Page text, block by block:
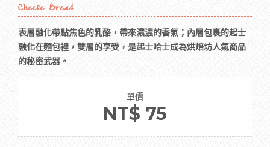
Cheese Bread
表層融化帶點焦色的乳酪，帶來濃濃的香氣；內層包裹的起士
融化在麵包裡，雙層的享受，是起士哈士成為烘焙坊人氣商品
的秘密武器。
單價
NT$ 75